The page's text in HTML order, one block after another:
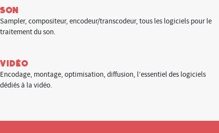
Son
Sampler, compositeur, encodeur/transcodeur, tous les logiciels pour le
traitement du son.
Vidéo
Encodage, montage, optimisation, diffusion, l’essentiel des logiciels
dédiés à la vidéo.